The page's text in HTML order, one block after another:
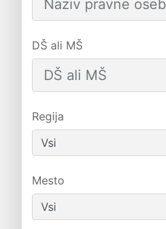
DŠ ali MŠ
Regija
Mesto